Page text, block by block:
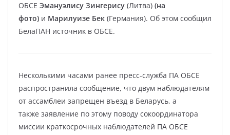
ОБСЕ Эмануэлису Зингерису (Литва) (на
фото) и Марилуизе Бек (Германия). Об этом сообщил
БелаПАН источник в ОБСЕ.
Несколькими часами ранее пресс-служба ПА ОБСЕ
распространила сообщение, что двум наблюдателям
от ассамблеи запрещен въезд в Беларусь, а
также заявление по этому поводу сокоординатора
миссии краткосрочных наблюдателей ПА ОБСЕ